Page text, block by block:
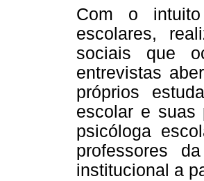
Com o intuito
escolares,
sociais que
entrevistas
próprios
escolar e suas
psicóloga
professores
institucional a